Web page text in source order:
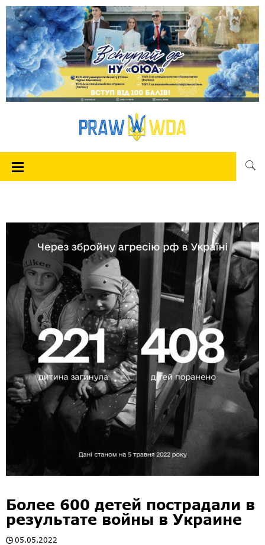
Более 600 детей пострадали в
результате войны в Украине
05.05.2022